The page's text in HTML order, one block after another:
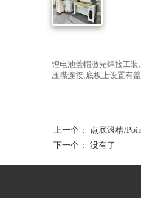
锂电池盖帽激光焊接工
压嘴连接,底板上设置有
上一个： 点底滚槽/
下一个： 没有了